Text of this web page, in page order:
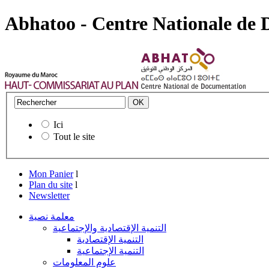
Abhatoo - Centre Nationale de
Ici
Tout le site
Mon Panier l
Plan du site l
Newsletter
معلمة نصية
التنمية الإقتصادية والإجتماعية
التنمية الإقتصادية
التنمية الإجتماعية
علوم المعلومات